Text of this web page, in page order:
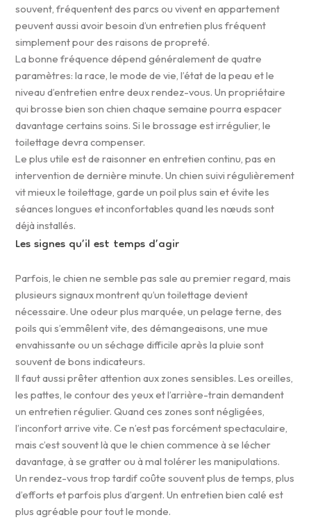
souvent, fréquentent des parcs ou vivent en appartement
peuvent aussi avoir besoin d’un entretien plus fréquent
simplement pour des raisons de propreté.
La bonne fréquence dépend généralement de quatre
paramètres: la race, le mode de vie, l’état de la peau et le
niveau d’entretien entre deux rendez-vous. Un propriétaire
qui brosse bien son chien chaque semaine pourra espacer
davantage certains soins. Si le brossage est irrégulier, le
toilettage devra compenser.
Le plus utile est de raisonner en entretien continu, pas en
intervention de dernière minute. Un chien suivi régulièrement
vit mieux le toilettage, garde un poil plus sain et évite les
séances longues et inconfortables quand les nœuds sont
déjà installés.
Les signes qu’il est temps d’agir
Parfois, le chien ne semble pas sale au premier regard, mais
plusieurs signaux montrent qu’un toilettage devient
nécessaire. Une odeur plus marquée, un pelage terne, des
poils qui s’emmêlent vite, des démangeaisons, une mue
envahissante ou un séchage difficile après la pluie sont
souvent de bons indicateurs.
Il faut aussi prêter attention aux zones sensibles. Les oreilles,
les pattes, le contour des yeux et l’arrière-train demandent
un entretien régulier. Quand ces zones sont négligées,
l’inconfort arrive vite. Ce n’est pas forcément spectaculaire,
mais c’est souvent là que le chien commence à se lécher
davantage, à se gratter ou à mal tolérer les manipulations.
Un rendez-vous trop tardif coûte souvent plus de temps, plus
d’efforts et parfois plus d’argent. Un entretien bien calé est
plus agréable pour tout le monde.